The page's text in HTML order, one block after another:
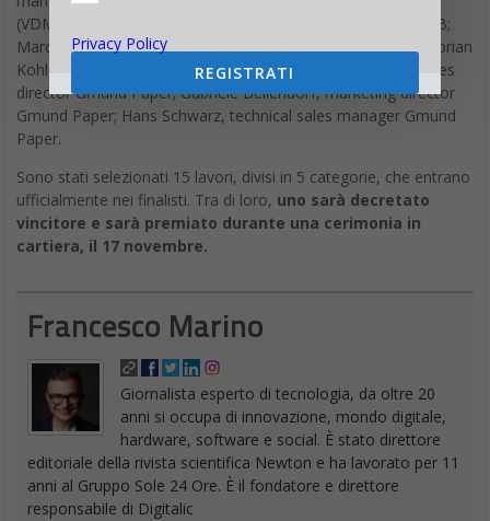
(VDMB); Marian Rappl, director of communications at VDMB;
Marc M. Clormann, general manager a Clormann Design; Florian
Kohler, proprietario Gmund Paper; Axel Schreiner, global sales
director Gmund Paper; Gabriele Bellendorf, marketing director
Gmund Paper; Hans Schwarz, technical sales manager Gmund
Paper.
Sono stati selezionati 15 lavori, divisi in 5 categorie, che entrano
ufficialmente nei finalisti. Tra di loro, uno sarà decretato
vincitore e sarà premiato durante una cerimonia in
cartiera, il 17 novembre.
Francesco Marino
Giornalista esperto di tecnologia, da oltre 20
anni si occupa di innovazione, mondo digitale,
hardware, software e social. È stato direttore
editoriale della rivista scientifica Newton e ha lavorato per 11
anni al Gruppo Sole 24 Ore. È il fondatore e direttore
responsabile di Digitalic
Privacy Policy
REGISTRATI